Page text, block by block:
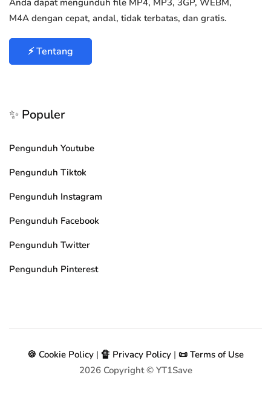
Anda dapat mengunduh file MP4, MP3, 3GP, WEBM,
M4A dengan cepat, andal, tidak terbatas, dan gratis.
⚡ Tentang
✨ Populer
Pengunduh Youtube
Pengunduh Tiktok
Pengunduh Instagram
Pengunduh Facebook
Pengunduh Twitter
Pengunduh Pinterest
🍪 Cookie Policy | 🔏 Privacy Policy | 📜 Terms of Use
2026Copyright © YT1Save